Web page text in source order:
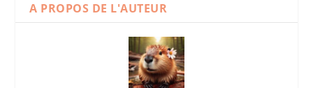
A PROPOS DE L'AUTEUR